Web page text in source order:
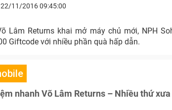
22/11/2016 09:45:00
Lâm Returns khai mở máy chủ mới, NPH
Giftcode với nhiều phần quà hấp dẫn.
nhanh Võ Lâm Returns – Nhiều thứ xưa